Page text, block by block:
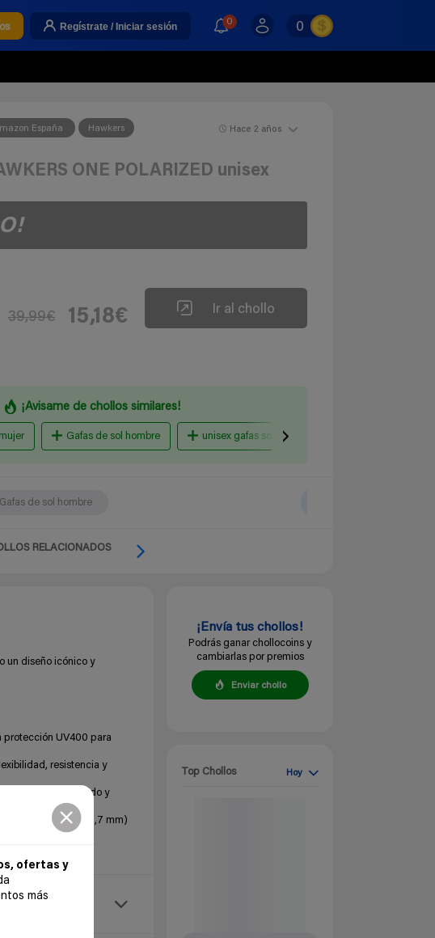
ofertas y
más
Regístrate / Iniciar sesión 0 0
España Hawkers Hace 2 años
ONE POLARIZED unisex
39,99€ 15,18€ Ir al chollo
¡Avisame de chollos similares!
Gafas de sol hombre unisex gafas sol
Gafas de sol hombre
RELACIONADOS
un diseño icónico y
protección UV400 para
resistencia y
un movimiento fluido y
mm y lentes de 55,7 mm)
¡Envía tus chollos!
Podrás ganar chollocoins y
cambiarlas por premios
Enviar chollo
Top Chollos Hoy